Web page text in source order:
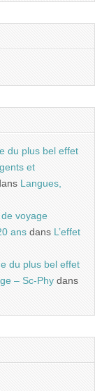
du plus bel effet
et
Langues,
voyage
ans dans L’effet
du plus bel effet
– Sc-Phy dans